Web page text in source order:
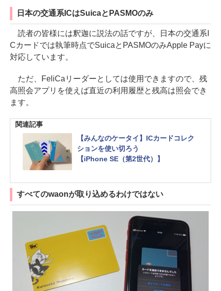
日本の交通系ICはSuicaとPASMOのみ
読者の皆様には釈迦に説法の話ですが、日本の交通系I
Cカードでは執筆時点でSuicaとPASMOのみApple Payに
対応しています。
ただ、FeliCaリーダーとしては使用できますので、残
高照会アプリを使えば直近の利用履歴と残高は照会でき
ます。
関連記事
【みんなのケータイ】ICカードコレク
ションを使い切ろう
【iPhone SE（第2世代）】
すべてのwaonが取り込めるわけではない